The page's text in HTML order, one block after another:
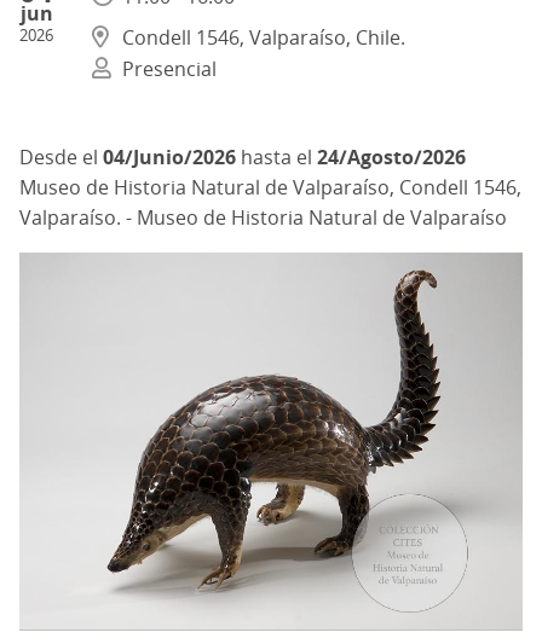
jun
2026
Condell 1546, Valparaíso, Chile.
Presencial
04/Junio/2026 hasta el 24/Agosto/2026
Museo de Historia Natural de Valparaíso, Condell 1546,
Valparaíso. - Museo de Historia Natural de Valparaíso